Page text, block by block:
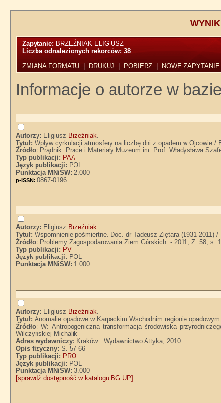
Zapytanie: BRZEŹNIAK ELIGIUSZ
Liczba odnalezionych rekordów:38
ZMIANA FORMATU
DRUKUJ POBIERZ NOWE ZAPYTANIE
Informacje o autorze w
Autorzy: Eligiusz Brzeźniak.
Tytuł:Wpływ cyrkulacji atmosfery na liczbę dni z opadem w Ojcowie /
Źródło: Prądnik. Prace i Materiały Muzeum im. Prof. Władysława
Typ publikacji: PAA
Język publikacji: POL
Punktacja MNiSW:2.000
p-ISSN:0867-0196
Autorzy: Eligiusz Brzeźniak.
Tytuł:Wspomnienie pośmiertne. Doc. dr Tadeusz Ziętara (1931-2011)
Źródło: Problemy Zagospodarowania Ziem Górskich. - 2011, Z. 58, s.
Typ publikacji: PV
Język publikacji: POL
Punktacja MNiSW: 1.000
Autorzy: Eligiusz Brzeźniak.
Tytuł:Anomalie opadowe w Karpackim Wschodnim regionie
Źródło:W: Antropogeniczna transformacja środowiska
Wilczyńskiej-Michalik
Adres wydawniczy: Kraków : Wydawnictwo Attyka, 2010
Opis fizyczny:S. 57-66
Typ publikacji: PRO
Język publikacji: POL
Punktacja MNiSW:3.000
[sprawdź dostępność w katalogu BG UP]